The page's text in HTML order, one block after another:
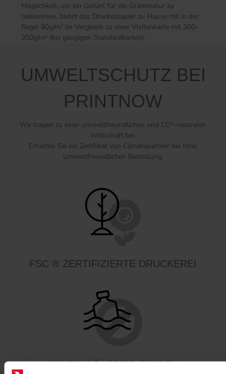
Möglichkeit, um ein Gefühl für die Grammatur zu
bekommen, bietet das Druckerpapier zu Hause mit in der
Regel 80g/m² im Vergleich zu einer Visitenkarte mit 300-
350g/m² (bei gängigen Standardkarten).
UMWELTSCHUTZ BEI
PRINTNOW
Wir tragen zu einer umweltfreundlichen und CO²-neutralen
Wirtschaft bei.
Erhalten Sie ein Zertifikat von Climatepartner bei Ihrer
umweltfreundlichen Bestellung.
FSC ® ZERTIFIZIERTE DRUCKEREI
MINERALÖLFREIE FARBEN